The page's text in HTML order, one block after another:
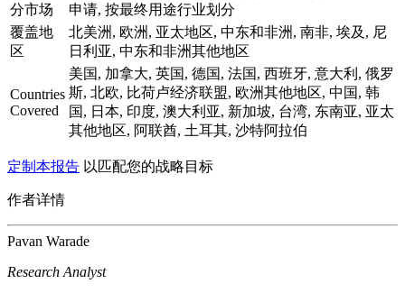
分市场
申请, 按最终用途行业划分
覆盖地
区
北美洲, 欧洲, 亚太地区, 中东和非洲, 南非, 埃及, 尼
日利亚, 中东和非洲其他地区
Countries
Covered
美国, 加拿大, 英国, 德国, 法国, 西班牙, 意大利, 俄罗
斯, 北欧, 比荷卢经济联盟, 欧洲其他地区, 中国, 韩
国, 日本, 印度, 澳大利亚, 新加坡, 台湾, 东南亚, 亚太
其他地区, 阿联酋, 土耳其, 沙特阿拉伯
定制本报告 以匹配您的战略目标
作者详情
Pavan Warade
Research Analyst